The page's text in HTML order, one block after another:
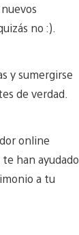
no :).
y sumergirse
de verdad.
online
han ayudado
a tu